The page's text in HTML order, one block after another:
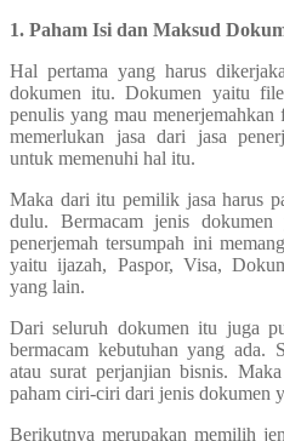
1. Paham Isi dan Maksud
Hal pertama yang harus
dokumen itu. Dokumen yaitu
penulis yang mau
memerlukan jasa dari jasa
untuk memenuhi hal itu.
Maka dari itu pemilik jasa harus
dulu. Bermacam jenis
penerjemah tersumpah ini
yaitu ijazah, Paspor, Visa,
yang lain.
Dari seluruh dokumen itu juga
bermacam kebutuhan yang ada.
atau surat perjanjian bisnis.
paham ciri-ciri dari jenis dokumen
Berikutnya merupakan memilih